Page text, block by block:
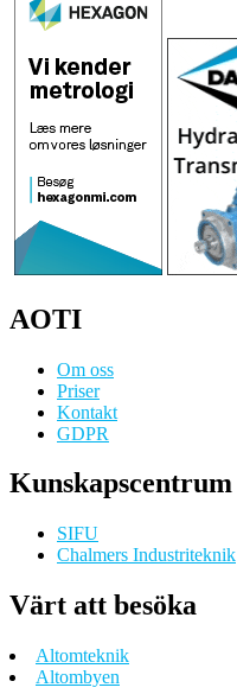
AOTI
Om oss
Priser
Kontakt
GDPR
Kunskapscentrum
SIFU
Chalmers Industriteknik
Värt att besöka
Altomteknik
Altombyen